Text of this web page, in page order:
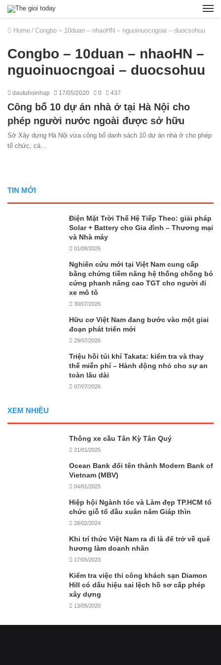
Home / Congbo – 10duan – nhaoHN – nguoinuocngoai – duocsohuu
Congbo – 10duan – nhaoHN –
nguoinuocngoai – duocsohuu
dautuhoinhap 17/05/2020 0 437
Công bố 10 dự án nhà ở tại Hà Nội cho
phép người nước ngoài được sở hữu
Sở Xây dựng Hà Nội vừa công bố danh sách 10 dự án nhà ở cho phép
tổ chức, cá…
TIN MỚI
Điện Mặt Trời Thế Hệ Tiếp Theo: giải pháp
Solar + Battery cho Gia đình – Thương mại
và Nhà máy
01/08/2026
Nghiên cứu mới tại Việt Nam cung cấp
bằng chứng tiềm năng hệ thống chống bó
cứng phanh nâng cao TGT cho người đi
xe mô tô
30/07/2026
Hữu cơ Việt Nam đang bước vào một giai
đoạn phát triển mới
29/07/2026
Triệu hồi túi khí Takata: kiểm tra và thay
thế miễn phí – Hành động nhỏ cho sự an
toàn lâu dài
07/07/2026
XEM NHIỀU
Thông xe cầu Tân Kỳ Tân Quý
21/01/2025
Ocean Bank đổi tên thành Modern Bank of
Vietnam (MBV)
04/01/2025
Hiệp hội Ngành tóc và Làm đẹp TP.HCM tổ
chức giỗ tổ đầu xuân năm Giáp thìn
28/02/2024
Khi trí thức Việt Nam ra đi là để trở về quê
hương làm doanh nhân
17/05/2023
Kiểm tra việc thi công khách sạn Diamon
Hill có dấu hiệu sai lệch hồ sơ cấp phép
xây dựng
13/05/2020